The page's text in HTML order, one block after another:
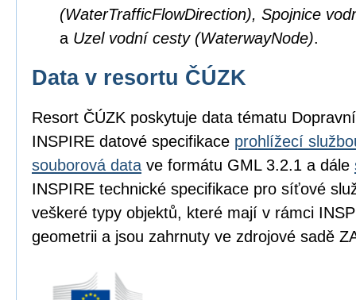
(WaterTrafficFlowDirection), Spojnice
a Uzel vodní cesty (WaterwayNode).
Data v resortu ČÚZK
Resort ČÚZK poskytuje data tématu
INSPIRE datové specifikace prohlížecí
souborová data ve formátu GML 3.2.1 a dále
INSPIRE technické specifikace pro síťové
veškeré typy objektů, které mají v rámci
geometrii a jsou zahrnuty ve zdrojové sadě